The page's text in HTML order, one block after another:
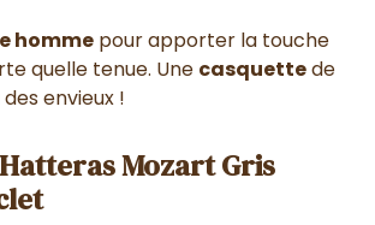
homme pour apporter la touche
quelle tenue. Une casquettede
envieux !
Mozart Gris